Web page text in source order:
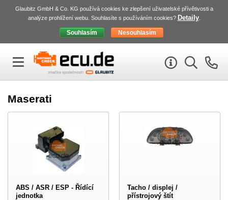
Glaubitz GmbH & Co. KG používá cookies ke zlepšení uživatelské přívětivosti a
analýze prohlížení webu. Souhlasíte s používáním cookies? Detaily.
Maserati
ABS / ASR / ESP - Řídící
jednotka
Tacho / displej /
přístrojový štít